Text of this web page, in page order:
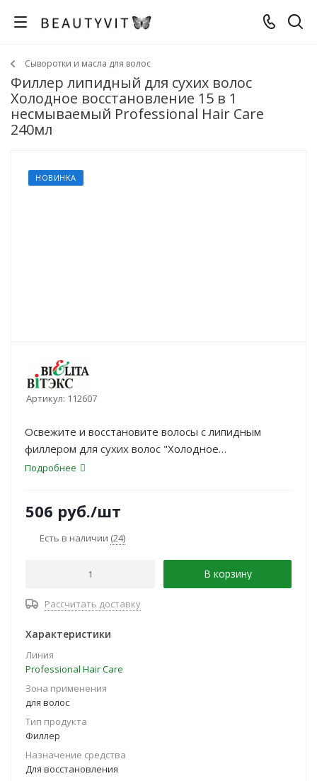
Сыворотки и масла для волос
Филлер липидный для сухих волос
Холодное восстановление 15 в 1
несмываемый Professional Hair Care
240мл
НОВИНКА
Артикул: 112607
Освежите и восстановите волосы с липидным
филлером для сухих волос "Холодное
восстановление 15 в 1". Это несмываемое средство
Подробнее
506 руб./шт
Есть в наличии (24)
В корзину
Рассчитать доставку
Характеристики
Линия
Professional Hair Care
Зона применения
для волос
Тип продукта
Филлер
Назначение средства
Для восстановления